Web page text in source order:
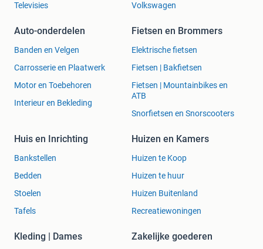
Televisies
Volkswagen
Auto-onderdelen
Banden en Velgen
Carrosserie en Plaatwerk
Motor en Toebehoren
Interieur en Bekleding
Fietsen en Brommers
Elektrische fietsen
Fietsen | Bakfietsen
Fietsen | Mountainbikes en
ATB
Snorfietsen en Snorscooters
Huis en Inrichting
Bankstellen
Bedden
Stoelen
Tafels
Huizen en Kamers
Huizen te Koop
Huizen te huur
Huizen Buitenland
Recreatiewoningen
Kleding | Dames Zakelijke goederen